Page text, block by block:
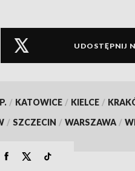
UDOSTĘPNIJ
/ KATOWICE / KIELCE /
/ SZCZECIN / WARSZAWA /